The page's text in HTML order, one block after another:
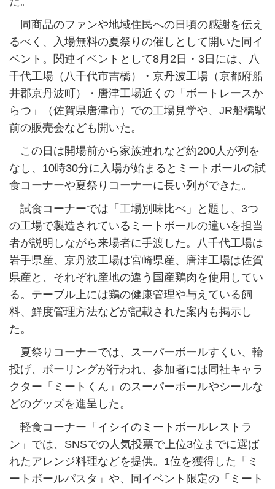
同商品のファンや地域住民への日頃の感謝を伝え
るべく、入場無料の夏祭りの催しとして開いた同イ
ベント。関連イベントとして8月2日・3日には、八
千代工場（八千代市吉橋）・京丹波工場（京都府船
井郡京丹波町）・唐津工場近くの「ボートレースか
らつ」（佐賀県唐津市）での工場見学や、JR船橋駅
前の販売会なども開いた。
この日は開場前から家族連れなど約200人が列を
なし、10時30分に入場が始まるとミートボールの試
食コーナーや夏祭りコーナーに長い列ができた。
試食コーナーでは「工場別味比べ」と題し、3つ
の工場で製造されているミートボールの違いを担当
者が説明しながら来場者に手渡した。八千代工場は
岩手県産、京丹波工場は宮崎県産、唐津工場は佐賀
県産と、それぞれ産地の違う国産鶏肉を使用してい
る。テーブル上には鶏の健康管理や与えている飼
料、鮮度管理方法などが記載された案内も掲示し
た。
夏祭りコーナーでは、スーパーボールすくい、輪
投げ、ボーリングが行われ、参加者には同社キャラ
クター「ミートくん」のスーパーボールやシールな
どのグッズを進呈した。
軽食コーナー「イシイのミートボールレストラ
ン」では、SNSでの人気投票で上位3位までに選ば
れたアレンジ料理などを提供。1位を獲得した「ミ
ートボールパスタ」や、同イベント限定の「ミート